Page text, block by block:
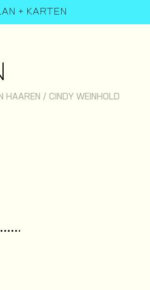
+ KARTEN
HAAREN / CINDY WEINHOLD